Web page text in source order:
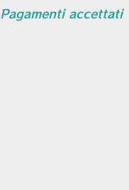
Pagamenti accettati